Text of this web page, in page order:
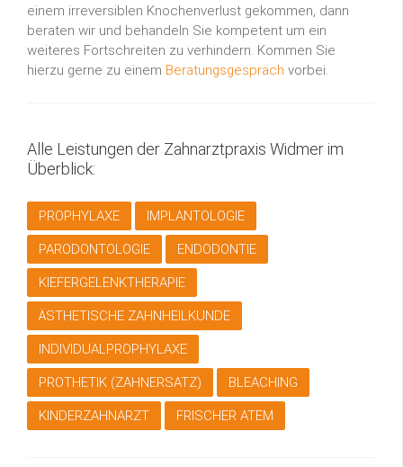
einem irreversiblen Knochenverlust gekommen, dann
beraten wir und behandeln Sie kompetent um ein
weiteres Fortschreiten zu verhindern. Kommen Sie
hierzu gerne zu einem Beratungsgespräch vorbei.
Alle Leistungen der Zahnarztpraxis Widmer im
Überblick:
PROPHYLAXE IMPLANTOLOGIE
PARODONTOLOGIE ENDODONTIE
KIEFERGELENKTHERAPIE
ÄSTHETISCHE ZAHNHEILKUNDE
INDIVIDUALPROPHYLAXE
PROTHETIK (ZAHNERSATZ) BLEACHING
KINDERZAHNARZT FRISCHER ATEM